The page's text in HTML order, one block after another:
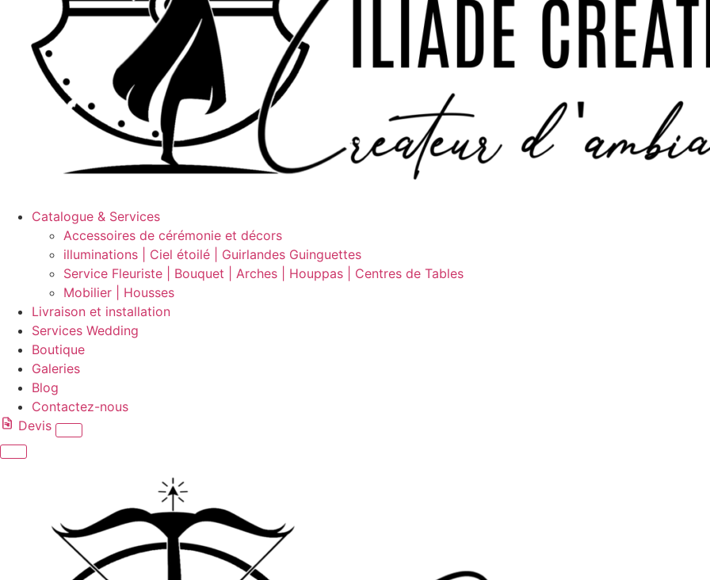
Catalogue & Services
Accessoires de cérémonie et décors
illuminations | Ciel étoilé | Guirlandes Guinguettes
Service Fleuriste | Bouquet | Arches | Houppas | Centres de Tables
Mobilier | Housses
Livraison et installation
Services Wedding
Boutique
Galeries
Blog
Contactez-nous
Devis